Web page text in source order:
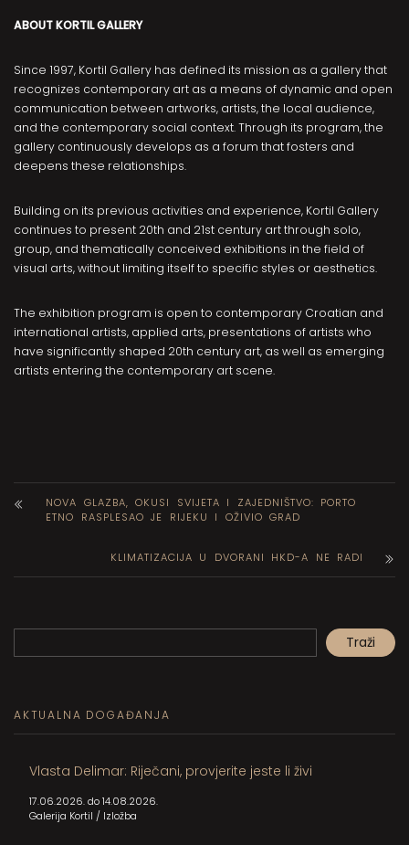
ABOUT KORTIL GALLERY
Since 1997, Kortil Gallery has defined its mission as a gallery that
recognizes contemporary art as a means of dynamic and open
communication between artworks, artists, the local audience,
and the contemporary social context. Through its program, the
gallery continuously develops as a forum that fosters and
deepens these relationships.
Building on its previous activities and experience, Kortil Gallery
continues to present 20th and 21st century art through solo,
group, and thematically conceived exhibitions in the field of
visual arts, without limiting itself to specific styles or aesthetics.
The exhibition program is open to contemporary Croatian and
international artists, applied arts, presentations of artists who
have significantly shaped 20th century art, as well as emerging
artists entering the contemporary art scene.
NOVA GLAZBA, OKUSI SVIJETA I ZAJEDNIŠTVO: PORTO
ETNO RASPLESAO JE RIJEKU I OŽIVIO GRAD
KLIMATIZACIJA U DVORANI HKD-A NE RADI
Pretraga Traži
AKTUALNA DOGAĐANJA
Vlasta Delimar: Riječani, provjerite jeste li živi
17.06.2026. do 14.08.2026.
Galerija Kortil / Izložba